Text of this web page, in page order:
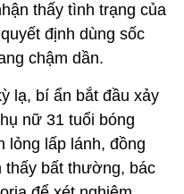
thấy tình trạng của
định dùng sốc
chậm dần.
lạ, bí ẩn bắt đầu xảy
nữ 31 tuổi bóng
lỏng lấp lánh, đồng
bất thường, bác